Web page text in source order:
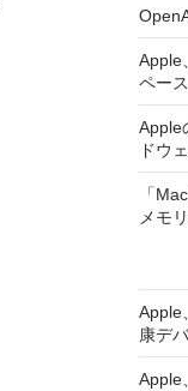
Apple
ペー
Apple
ドウ
「
メモ
Apple
康デ
Apple